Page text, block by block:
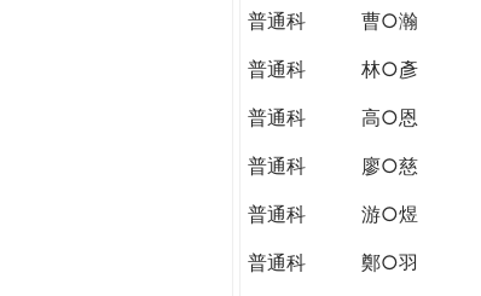
普通科
曹○瀚
普通科
林○彥
普通科
高○恩
普通科
廖○慈
普通科
游○煜
普通科
鄭○羽